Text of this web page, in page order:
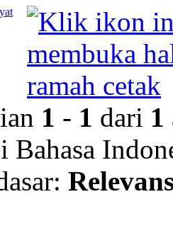
1 - 1 dari 1
Bahasa